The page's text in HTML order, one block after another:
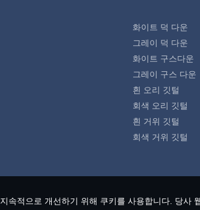
화이트 덕 다운
그레이 덕 다운
화이트 구스다운
그레이 구스 다운
흰 오리 깃털
회색 오리 깃털
흰 거위 깃털
회색 거위 깃털
적으로 개선하기 위해 쿠키를 사용합니다. 당사